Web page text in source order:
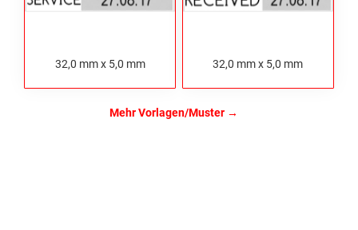
32,0 mm x 5,0 mm 32,0 mm x 5,0 mm
Mehr Vorlagen/Muster